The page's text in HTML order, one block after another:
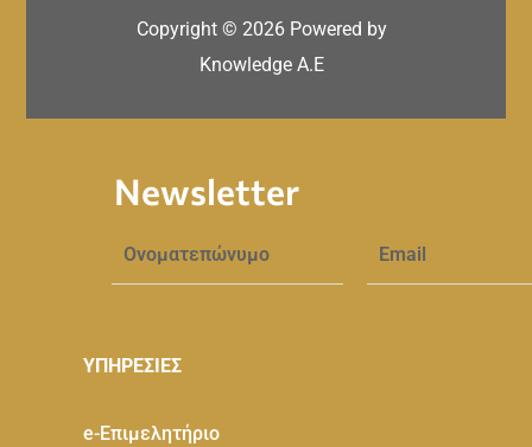
Copyright © 2026 Powered by
Knowledge A.E
Newsletter
ΥΠΗΡΕΣΙΕΣ
e-Eπιμελητήριο